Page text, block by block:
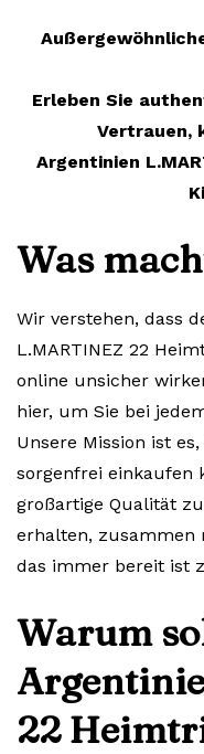
Erleben Sie
Vertrauen,
Argentinien
Was
Wir verstehen, dass
L.MARTINEZ 22
online unsicher
hier, um Sie bei
Unsere Mission ist
sorgenfrei einkaufen
großartige Qualität
erhalten, zusammen
das immer bereit ist
Warum
22